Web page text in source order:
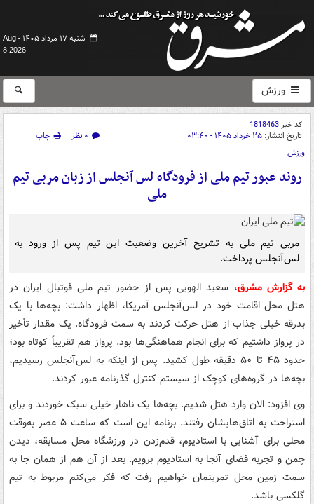
شنبه ۱۷ مرداد ۱۴۰۵ -
Aug
8 2026
ورزش
کد خبر1818463
تاریخ انتشار: ۲۵ خرداد ۱۴۰۵ - ۰۳:۴۰ ۰ نظر
چاپ
ورزش
روند عبور تیم ملی از فرودگاه لس آنجلس از زبان مربی تیم
ملی
مربی تیم ملی به تشریح آخرین وضعیت این تیم پس از ورود به
لس‌آنجلس پرداخت.
به گزارش مشرق، سعید الهویی پس از حضور تیم ملی فوتبال ایران در
هتل محل اقامت خود در لس‌آنجلس آمریکا، اظهار داشت: بچه‌ها با یک
بدرقه خیلی جذاب از هتل حرکت کردند به سمت فرودگاه. یک مقدار تأخیر
در پرواز داشتیم که برای انجام هماهنگی‌ها بود. پرواز هم تقریباً کوتاه بود؛
حدود ۴۵ تا ۵۰ دقیقه طول کشید. پس از اینکه به لس‌آنجلس رسیدیم،
بچه‌ها در گروه‌های کوچک از سیستم کنترل گذرنامه عبور کردند.
وی افزود: الان وارد هتل شدیم. بچه‌ها یک ناهار خیلی سبک خوردند و برای
استراحت به اتاق‌هایشان رفتند. برنامه این است که ساعت ۵ عصر به‌وقت
محلی برای آشنایی با استادیوم، قدم‌زدن در ورزشگاه محل مسابقه، دیدن
چمن و تجربه فضای آنجا به استادیوم برویم. بعد از آن هم از همان جا به
سمت زمین محل تمرینمان خواهیم رفت که فکر می‌کنم مربوط به تیم
گلکسی باشد.